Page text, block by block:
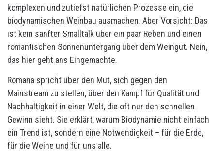
komplexen und zutiefst natürlichen Prozesse ein, die
biodynamischen Weinbau ausmachen. Aber Vorsicht: Das
ist kein sanfter Smalltalk über ein paar Reben und einen
romantischen Sonnenuntergang über dem Weingut. Nein,
das hier geht ans Eingemachte.
Romana spricht über den Mut, sich gegen den
Mainstream zu stellen, über den Kampf für Qualität und
Nachhaltigkeit in einer Welt, die oft nur den schnellen
Gewinn sieht. Sie erklärt, warum Biodynamie nicht einfach
ein Trend ist, sondern eine Notwendigkeit – für die Erde,
für die Weine und für uns alle.